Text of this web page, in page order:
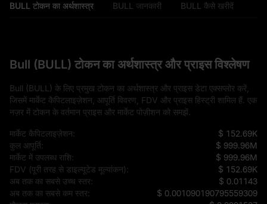
BULL टोकन का अर्थशास्त्र BULL जानकारी BULL कैसे खरीदें
Bull (BULL) टोकन का अर्थशास्त्र और प्राइस विश्लेषण
Bull (BULL) के लिए प्रमुख टोकन का अर्थशास्त्र और प्राइस डेटा एक्सप्लोर करें,
जिसमें मार्केट कैपिटलाइज़ेशन, आपूर्ति विवरण, FDV और प्राइस हिस्ट्री शामिल हैं. एक
नज़र में टोकन के वर्तमान प्राइस और मार्केट पोज़ीशन को समझें.
मार्केट कैपिटलाइज़ेशन:
$ 152.69K
कुल आपूर्ति:
$ 999.96M
मार्केट में उपलब्ध राशि:
$ 999.96M
FDV (पूरी तरह से डाइल्यूटेड मूल्यांकन):
$ 152.69K
अब तक का सबसे उच्च स्तर:
$ 0.01143
अब तक का सबसे कम स्तर:
$ 0.001090190795559309